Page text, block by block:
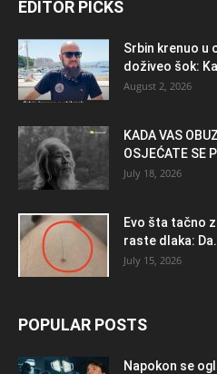
EDITOR PICKS
Srbin krenuo u
doživeo šok:
August 2, 2026
KADA VAS
OSJEĆATE SE
July 18, 2026
Evo šta tačno
raste dlaka:
July 15, 2026
POPULAR POSTS
Napokon se